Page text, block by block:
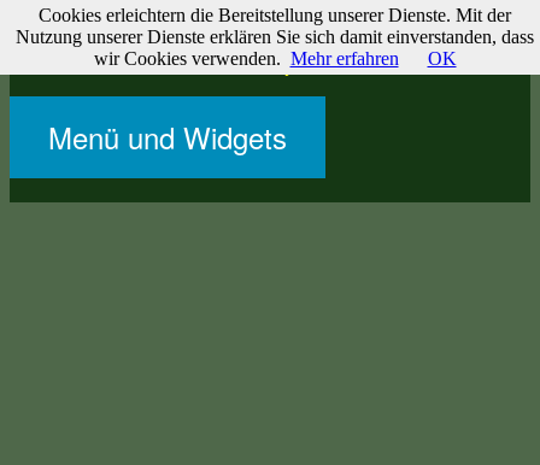
Zum
Inhalt
springen
Websites & Journale
Zu meinen Websites und Projekten
Menü und Widgets
Cookies erleichtern die Bereitstellung unserer Dienste. Mit der
Nutzung unserer Dienste erklären Sie sich damit einverstanden, dass
wir Cookies verwenden. Mehr erfahren OK